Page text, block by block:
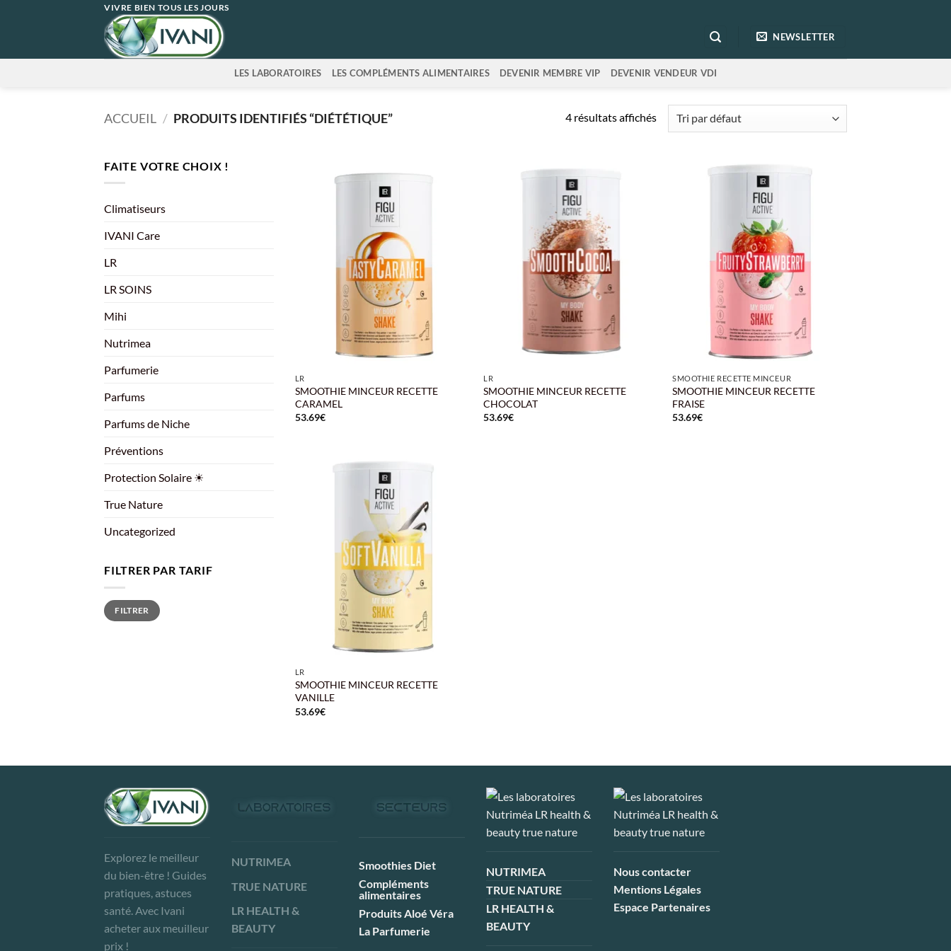
VIVRE BIEN TOUS LES JOURS
NEWSLETTER
LES LABORATOIRES LES COMPLÉMENTS ALIMENTAIRES DEVENIR MEMBRE VIP DEVENIR VENDEUR VDI
ACCUEIL / PRODUITS IDENTIFIÉS “DIÉTÉTIQUE” 4 résultats affichés
FAITE VOTRE CHOIX !
Climatiseurs
IVANI Care
LR
LR SOINS
Mihi
Nutrimea
Parfumerie
Parfums
Parfums de Niche
Préventions
Protection Solaire ☀
True Nature
Uncategorized
FILTRER PAR TARIF
Prix
min
Prix
maxFILTRER
LR
SMOOTHIE MINCEUR RECETTE
CARAMEL
53.69€
LR
SMOOTHIE MINCEUR RECETTE
CHOCOLAT
53.69€
SMOOTHIE RECETTE MINCEUR
SMOOTHIE MINCEUR RECETTE
FRAISE
53.69€
LR
SMOOTHIE MINCEUR RECETTE
VANILLE
53.69€
Explorez le meilleur
du bien-être ! Guides
pratiques, astuces
santé. Avec Ivani
acheter aux meuilleur
prix !
NUTRIMEA
TRUE NATURE
LR HEALTH &
BEAUTY
Smoothies Diet
Compléments
alimentaires
Produits Aloé Véra
La Parfumerie
NUTRIMEA
TRUE NATURE
LR HEALTH &
BEAUTY
Nous contacter
Mentions Légales
Espace Partenaires